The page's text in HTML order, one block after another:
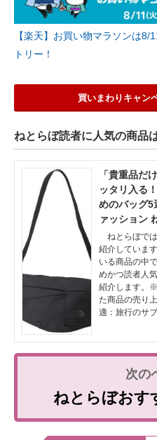
【楽天】お買い物マラソンは
トリー！
買いまわりキャン
ねとらぼ読者に人気の商品
「貴重品だ
ッタリ入る
めのバッグ5
ァッション
ねとらぼで
紹介していま
いる商品の中
めかつ読者人
紹介します。
た商品の売り
適：旅行のサ
ねとらぼおす